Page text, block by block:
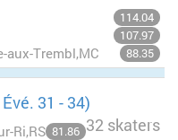
114.04
107.97
aux-Trembl,MC 88.35
31 - 34)
32 skaters
Ri,RS 81.86